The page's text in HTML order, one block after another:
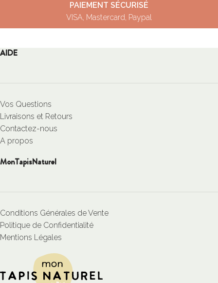
PAIEMENT SÉCURISÉ
VISA, Mastercard, Paypal
AIDE
Vos Questions
Livraisons et Retours
Contactez-nous
A propos
MonTapisNaturel
Conditions Générales de Vente
Politique de Confidentialité
Mentions Légales